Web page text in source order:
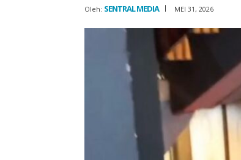
Oleh: SENTRAL MEDIA MEI 31, 2026